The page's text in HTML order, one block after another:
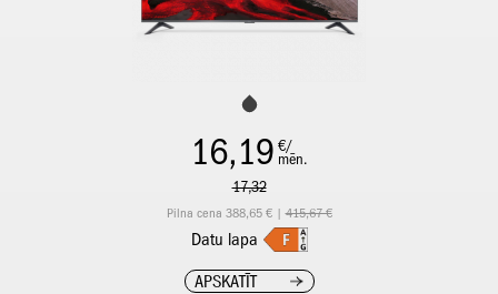
16,19 €/
mēn.
17,32
Pilna cena 388,65 € |415,67 €
Datu lapa
APSKATĪT